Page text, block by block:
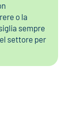
o la
sempre
settore per